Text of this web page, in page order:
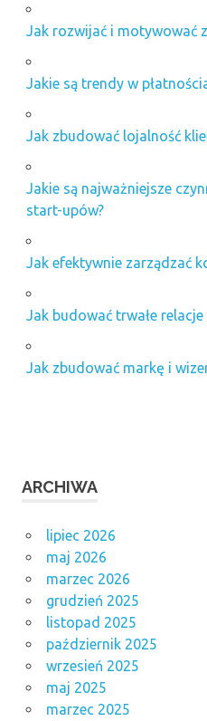
Jak rozwijać i motywować
Jakie są trendy w
Jak zbudować lojalność
Jakie są najważniejsze
start-upów?
Jak efektywnie zarządzać
Jak budować trwałe
Jak zbudować markę i
ARCHIWA
lipiec 2026
maj 2026
marzec 2026
grudzień 2025
listopad 2025
październik 2025
wrzesień 2025
maj 2025
marzec 2025